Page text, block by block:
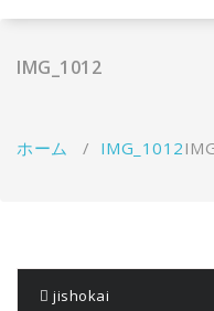
IMG_1012
ホーム / IMG_1012
jishokai